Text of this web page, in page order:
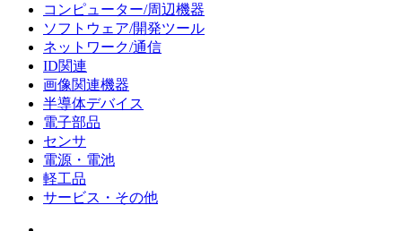
コンピューター/周辺機器
ソフトウェア/開発ツール
ネットワーク/通信
ID関連
画像関連機器
半導体デバイス
電子部品
センサ
電源・電池
軽工品
サービス・その他